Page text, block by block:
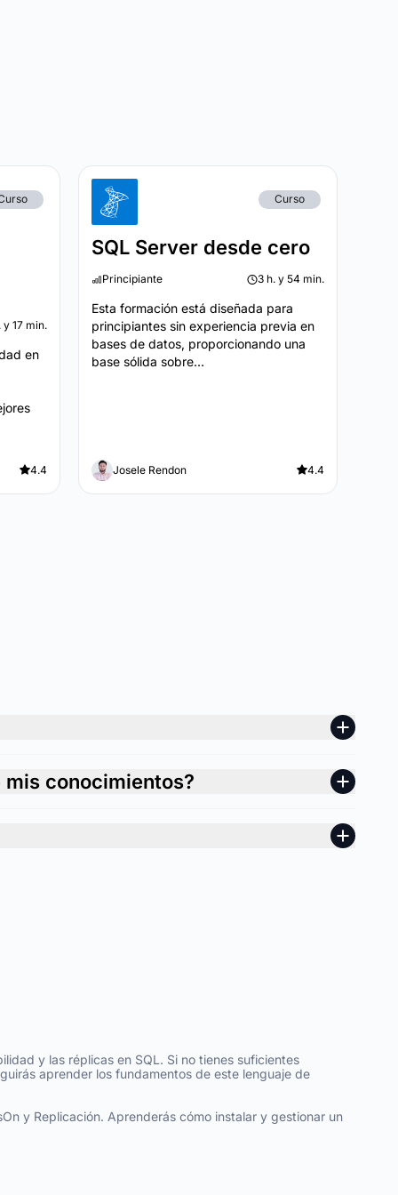
y 17 min.
en
4.4
Curso
SQL Server desde cero
Principiante 3 h. y 54 min.
Esta formación está diseñada para
principiantes sin experiencia previa en
bases de datos, proporcionando una
base sólida sobre...
Josele Rendon 4.4
conocimientos?
y las réplicas en SQL. Si no tienes suficientes
aprender los fundamentos de este lenguaje de
y Replicación. Aprenderás cómo instalar y gestionar un